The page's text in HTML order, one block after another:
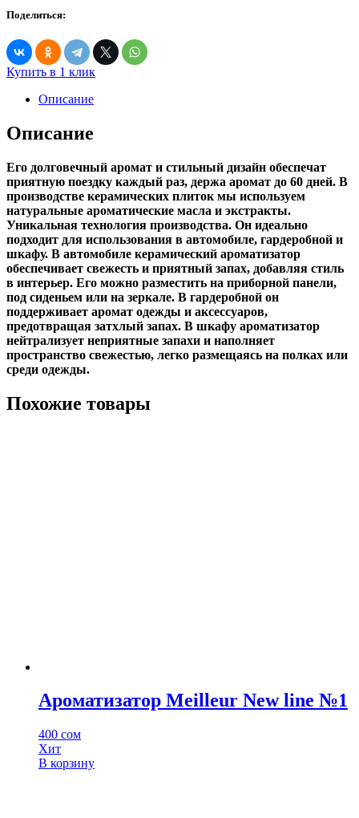
Поделиться:
Купить в 1 клик
Описание
Описание
Его долговечный аромат и стильный дизайн обеспечат
приятную поездку каждый раз, держа аромат до 60 дней. В
производстве керамических плиток мы используем
натуральные ароматические масла и экстракты.
Уникальная технология производства. Он идеально
подходит для использования в автомобиле, гардеробной и
шкафу. В автомобиле керамический ароматизатор
обеспечивает свежесть и приятный запах, добавляя стиль
в интерьер. Его можно разместить на приборной панели,
под сиденьем или на зеркале. В гардеробной он
поддерживает аромат одежды и аксессуаров,
предотвращая затхлый запах. В шкафу ароматизатор
нейтрализует неприятные запахи и наполняет
пространство свежестью, легко размещаясь на полках или
среди одежды.
Похожие товары
Ароматизатор Meilleur New line №1
400 сом
Хит
В корзину